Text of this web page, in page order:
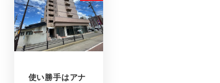
使い勝手はアナ